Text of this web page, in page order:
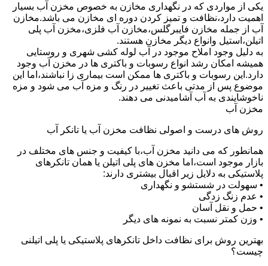
یکی از مواردی که در نگهداری مخازن به خصوص مخزن آب بسیار
اهمیت دارد،نظافت و تمیز کردن دوره ای مخازن می باشد.مخازن
آب از جمله مخازن فایبرگلس،مخازن آب فلزی،مخزن آب پلی
اتیلن،استیل وانواع دیگر مخازن هستند.
به دلیل وجود املاح موجود در آب لوله کشی شهری و روستایی
همیشه امکان رشد انواع رسوبات و باکتری ها در مخزن آب وجود
دارد.این رسوبات و باکتری ها ممکن است بیماری زا نباشند،اما این
موضوع پس از مدتی باعث تغییر در رنگ و مزه آب می شود و مزه
ناخوشایندی به آب آشامیدنی می دهند.
مخزن آب
روش های درست و اصولی نظافت مخزن آب یا تانکر آب
همانطور که می دانید مخزن آب،با کیفیت و جنس های مختلف در
بازار موجود است،اما مخزن های پلی اتیلن یا همان تانکرهای
پلاستیکی به دلایل زیر اقبال بیشتری دارند:
• سهولت در شستشو و نگهداری
• عدم زنگ زدگی
• حمل و نقل آسان
• وزن کمتر نسبت به نمونه های دیگر
بهترین روش برای نظافت داخل تانکرهای پلاستیکی یا پلی اتیلنی
چیست؟